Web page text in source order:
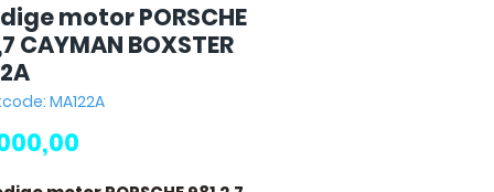
motor PORSCHE
CAYMAN BOXSTER
MA122A